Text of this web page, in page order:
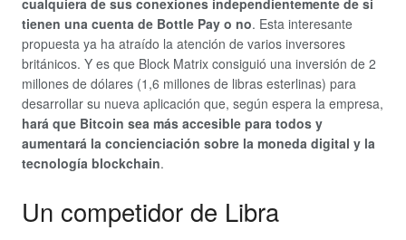
cualquiera de sus conexiones independientemente de si
tienen una cuenta de Bottle Pay o no. Esta interesante
propuesta ya ha atraído la atención de varios inversores
británicos. Y es que Block Matrix consiguió una inversión de 2
millones de dólares (1,6 millones de libras esterlinas) para
desarrollar su nueva aplicación que, según espera la empresa,
hará que Bitcoin sea más accesible para todos y
aumentará la concienciación sobre la moneda digital y la
tecnología blockchain.
Un competidor de Libra